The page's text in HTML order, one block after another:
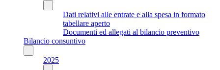
Dati relativi alle entrate e alla spesa in formato
tabellare aperto
Documenti ed allegati al bilancio preventivo
Bilancio consuntivo
2025